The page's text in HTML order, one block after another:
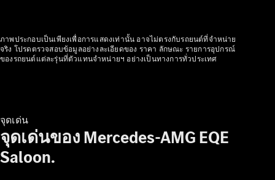
ซาลูน
All Saloons
CLA
Saloon
ไฟฟ้า 100%
ภาพประกอบเป็นเพียงเพื่อการแสดงเท่านั้น อาจไม่ตรงกับรถยนต์ที่จำหน่าย
จริง โปรดตรวจสอบข้อมูลอย่างละเอียดของ ราคา ลักษณะ รายการอุปกรณ์
ของรถยนต์แต่ละรุ่นที่ตัวแทนจำหน่ายฯ อย่างเป็นทางการทั่วประเทศ
จุดเด่น
จุดเด่นของ Mercedes-AMG EQE
Saloon.